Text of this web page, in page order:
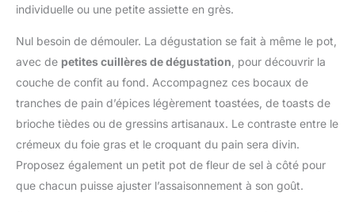
100°C, réglez la minuterie
faire l'appareil. CONÇU
POUR DURER : Inox poli
sur socle métal noir,
poignées cool-touch
pour un transport facile,
robinet de vidange pour
boissons chaudes et
couvercle verrouillable
qui maintient le contenu
Dotée d’une puissance
capacité généreuse de
25 L, cette cocotte de
conservation numérique
chauffe rapidement et de
façon fiable, ce qui la
rend idéale pour la
stérilisation rapide ou la
préparation de vin
chaud. UTILISATION
INTUITIVE : les boutons
individuelle ou une petite assiette en grès.
Nul besoin de démouler. La dégustation se fait à même le pot,
avec de petites cuillères de dégustation, pour découvrir la
couche de confit au fond. Accompagnez ces bocaux de
tranches de pain d’épices légèrement toastées, de toasts de
brioche tièdes ou de gressins artisanaux. Le contraste entre le
crémeux du foie gras et le croquant du pain sera divin.
Proposez également un petit pot de fleur de sel à côté pour
que chacun puisse ajuster l’assaisonnement à son goût.